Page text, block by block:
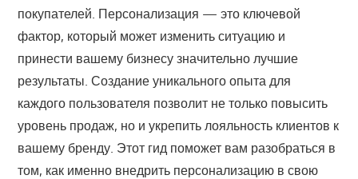
покупателей. Персонализация — это ключевой
фактор, который может изменить ситуацию и
принести вашему бизнесу значительно лучшие
результаты. Создание уникального опыта для
каждого пользователя позволит не только повысить
уровень продаж, но и укрепить лояльность клиентов к
вашему бренду. Этот гид поможет вам разобраться в
том, как именно внедрить персонализацию в свою